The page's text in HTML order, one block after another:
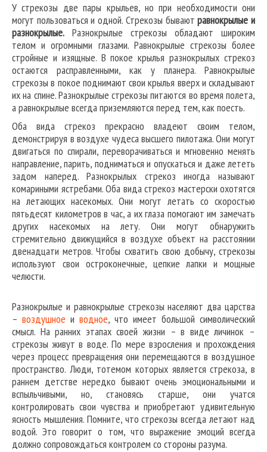
У стрекозы две пары крыльев, но при необходимости они
могут пользоваться и одной. Стрекозы бываютравнокрылые и
разнокрылые. Разнокрылые стрекозы обладают широким
телом и огромными глазами. Равнокрылые стрекозы более
стройные и изящные. В покое крылья разнокрылых стрекоз
остаются расправленными, как у планера. Равнокрылые
стрекозы в покое поднимают свои крылья вверх и складывают
их на спине. Разнокрылые стрекозы питаются во время полета,
а равнокрылые всегда приземляются перед тем, как поесть.
Оба вида стрекоз прекрасно владеют своим телом,
демонстрируя в воздухе чудеса высшего пилотажа. Они могут
двигаться по спирали, переворачиваться и мгновенно менять
направление, парить, подниматься и опускаться и даже лететь
задом наперед. Разнокрылых стрекоз иногда называют
комариными ястребами. Оба вида стрекоз мастерски охотятся
на летающих насекомых. Они могут летать со скоростью
пятьдесят километров в час, а их глаза помогают им замечать
других насекомых на лету. Они могут обнаружить
стремительно движущийся в воздухе объект на расстоянии
двенадцати метров. Чтобы схватить свою добычу, стрекозы
используют свои остроконечные, цепкие лапки и мощные
челюсти.
Разнокрылые и равнокрылые стрекозы населяют два царства
– воздушное и водное, что имеет большой символический
смысл. На ранних этапах своей жизни – в виде личинок –
стрекозы живут в воде. По мере взросления и прохождения
через процесс превращения они перемещаются в воздушное
пространство. Люди, тотемом которых является стрекоза, в
раннем детстве нередко бывают очень эмоциональными и
вспыльчивыми, но, становясь старше, они учатся
контролировать свои чувства и приобретают удивительную
ясность мышления. Помните, что стрекозы всегда летают над
водой. Это говорит о том, что выражение эмоций всегда
должно сопровождаться контролем со стороны разума.